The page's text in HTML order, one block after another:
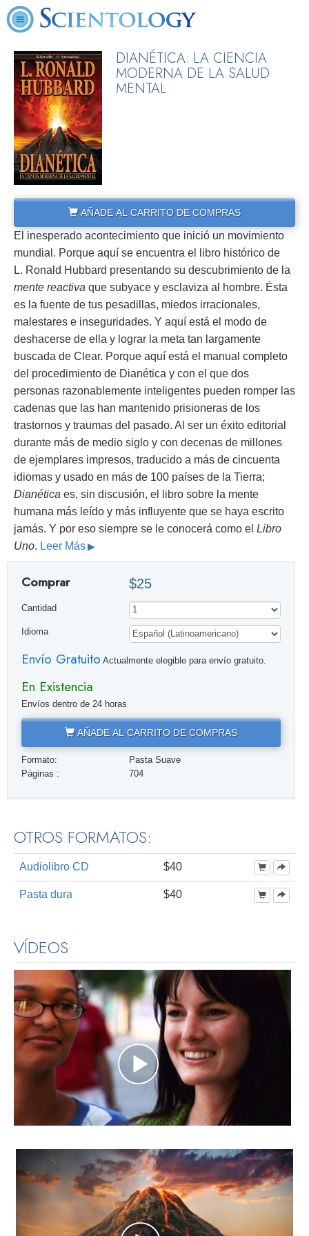
DIANÉTICA: LA CIENCIA
MODERNA DE LA SALUD
MENTAL
AÑADE AL CARRITO DE COMPRAS
El inesperado acontecimiento que inició un movimiento
mundial. Porque aquí se encuentra el libro histórico de
L. Ronald Hubbard presentando su descubrimiento de la
mente reactiva que subyace y esclaviza al hombre. Ésta
es la fuente de tus pesadillas, miedos irracionales,
malestares e inseguridades. Y aquí está el modo de
deshacerse de ella y lograr la meta tan largamente
buscada de Clear. Porque aquí está el manual completo
del procedimiento de Dianética y con el que dos
personas razonablemente inteligentes pueden romper las
cadenas que las han mantenido prisioneras de los
trastornos y traumas del pasado. Al ser un éxito editorial
durante más de medio siglo y con decenas de millones
de ejemplares impresos, traducido a más de cincuenta
idiomas y usado en más de 100 países de la Tierra;
Dianética es, sin discusión, el libro sobre la mente
humana más leído y más influyente que se haya escrito
jamás. Y por eso siempre se le conocerá como el Libro
Uno. Leer Más
Comprar $25
Cantidad
Idioma
Envío Gratuito Actualmente elegible para envío gratuito.
En Existencia
Envíos dentro de 24 horas
AÑADE AL CARRITO DE COMPRAS
Formato:
Pasta Suave
Páginas :
704
OTROS FORMATOS:
Audiolibro CD $40
Pasta dura $40
VÍDEOS